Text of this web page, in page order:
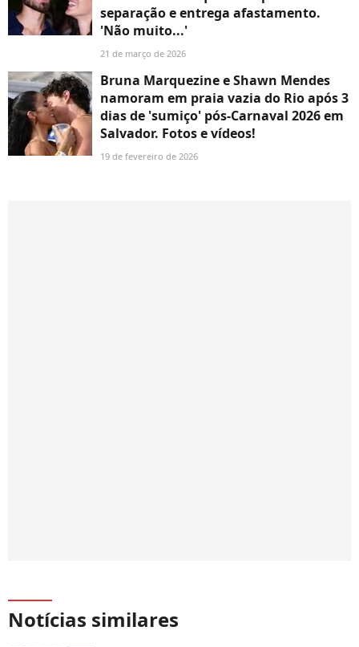
separação e entrega afastamento.
'Não muito...'
21 de março de 2026
Bruna Marquezine e Shawn Mendes
namoram em praia vazia do Rio após 3
dias de 'sumiço' pós-Carnaval 2026 em
Salvador. Fotos e vídeos!
19 de fevereiro de 2026
Notícias similares